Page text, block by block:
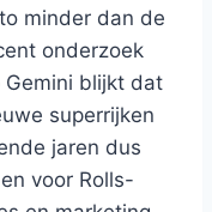
minder dan de
onderzoek
Gemini blijkt dat
superrijken
jaren dus
voor Rolls-